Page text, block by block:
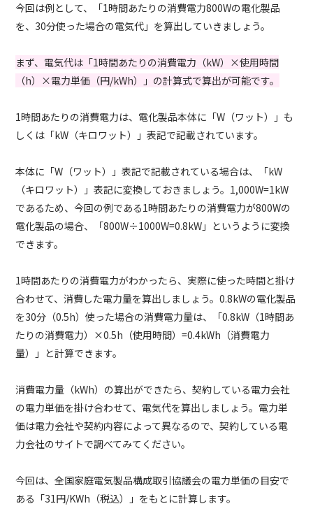
今回は例として、「1時間あたりの消費電力800Wの電化製品
を、30分使った場合の電気代」を算出していきましょう。
まず、電気代は「1時間あたりの消費電力（kW）×使用時間
（h）×電力単価（円/kWh）」の計算式で算出が可能です。
1時間あたりの消費電力は、電化製品本体に「W（ワット）」も
しくは「kW（キロワット）」表記で記載されています。
本体に「W（ワット）」表記で記載されている場合は、「kW
（キロワット）」表記に変換しておきましょう。1,000W=1kW
であるため、今回の例である1時間あたりの消費電力が800Wの
電化製品の場合、「800W÷1000W=0.8kW」というように変換
できます。
1時間あたりの消費電力がわかったら、実際に使った時間と掛け
合わせて、消費した電力量を算出しましょう。0.8kWの電化製品
を30分（0.5h）使った場合の消費電力量は、「0.8kW（1時間あ
たりの消費電力）×0.5h（使用時間）=0.4kWh（消費電力
量）」と計算できます。
消費電力量（kWh）の算出ができたら、契約している電力会社
の電力単価を掛け合わせて、電気代を算出しましょう。電力単
価は電力会社や契約内容によって異なるので、契約している電
力会社のサイトで調べてみてください。
今回は、全国家庭電気製品構成取引協議会の電力単価の目安で
ある「31円/KWh（税込）」をもとに計算します。